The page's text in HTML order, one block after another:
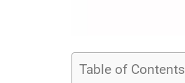
Table of Contents